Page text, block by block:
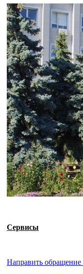
Сервисы
Направить